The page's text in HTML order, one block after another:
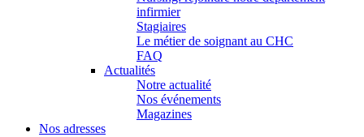
infirmier
Stagiaires
Le métier de soignant au CHC
FAQ
Actualités
Notre actualité
Nos événements
Magazines
Nos adresses